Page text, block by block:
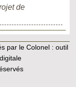
de
par le Colonel : outil